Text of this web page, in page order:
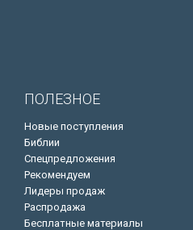
ПОЛЕЗНОЕ
Новые поступления
Библии
Спецпредложения
Рекомендуем
Лидеры продаж
Распродажа
Бесплатные материалы